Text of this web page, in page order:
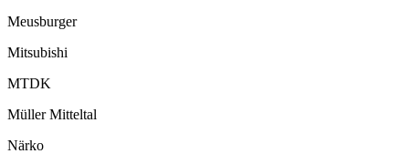
Meusburger
Mitsubishi
MTDK
Müller Mitteltal
Närko